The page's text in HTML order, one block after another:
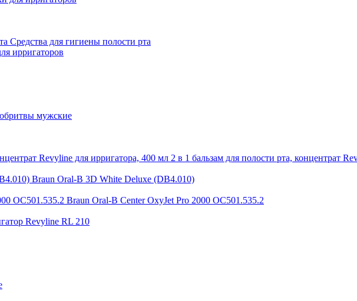
Средства для гигиены полости рта
ирригаторов
мужские
2 в 1 бальзам для полости рта, концентрат
Braun Oral-B 3D White Deluxe (DB4.010)
Braun Oral-B Center OxyJet Pro 2000 OC501.535.2
Revyline RL 210